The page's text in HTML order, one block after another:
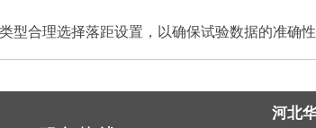
合理选择落距设置，以确保试验数据的准确
河北